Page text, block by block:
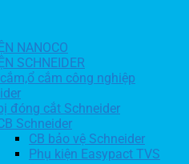
NANOCO
SCHNEIDER
cắm công nghiệp
đóng cắt Schneider
Schneider
CB bảo vệ Schneider
Phụ kiện Easypact TVS